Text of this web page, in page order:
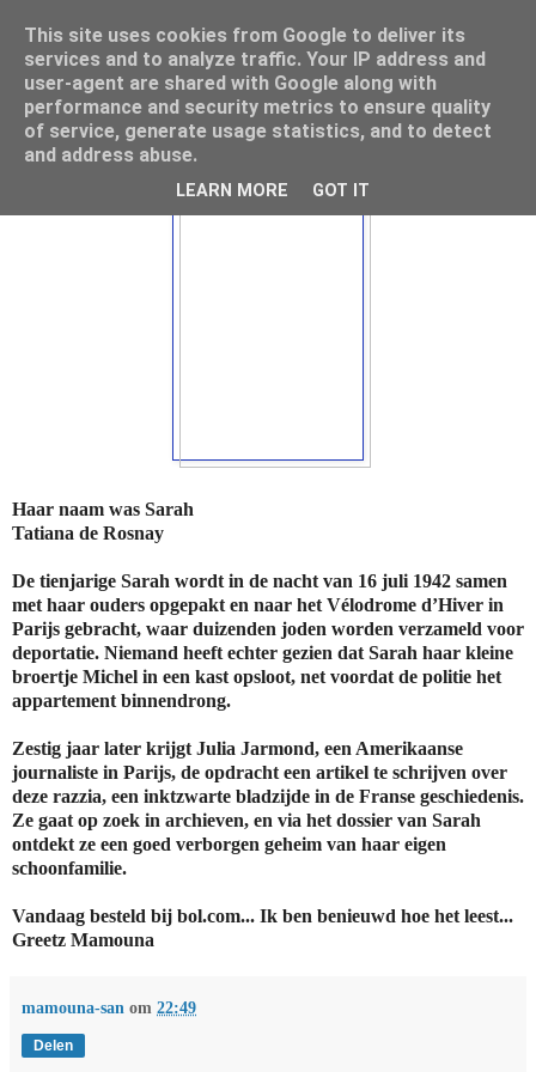
Mamouna's Enya
maandag 7 februari 2011
Haar naam was Sarah
Tatiana de Rosnay
De tienjarige Sarah wordt in de nacht van 16 juli 1942 samen
met haar ouders opgepakt en naar het Vélodrome d’Hiver in
Parijs gebracht, waar duizenden joden worden verzameld voor
deportatie. Niemand heeft echter gezien dat Sarah haar kleine
broertje Michel in een kast opsloot, net voordat de politie het
appartement binnendrong.
Zestig jaar later krijgt Julia Jarmond, een Amerikaanse
journaliste in Parijs, de opdracht een artikel te schrijven over
deze razzia, een inktzwarte bladzijde in de Franse geschiedenis.
Ze gaat op zoek in archieven, en via het dossier van Sarah
ontdekt ze een goed verborgen geheim van haar eigen
schoonfamilie.
Vandaag besteld bij bol.com... Ik ben benieuwd hoe het leest...
Greetz Mamouna
mamouna-san om 22:49
Delen
This site uses cookies from Google to deliver its
services and to analyze traffic. Your IP address and
user-agent are shared with Google along with
performance and security metrics to ensure quality
of service, generate usage statistics, and to detect
and address abuse.
LEARN MORE GOT IT